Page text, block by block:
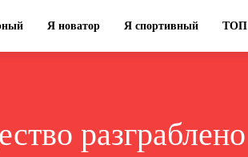
Я новатор Я спортивный ТОП
разграблено